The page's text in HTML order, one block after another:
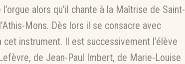
alors qu’il chante à la Maîtrise de Saint-
Mons. Dès lors il se consacre avec
cet instrument. Il est successivement l’élève
de Jean-Paul Imbert, de Marie-Louise